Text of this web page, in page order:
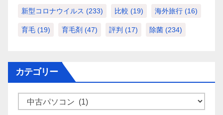
新型コロナウイルス (233) 比較 (19) 海外旅行 (16)
育毛 (19) 育毛剤 (47) 評判 (17) 除菌 (234)
カテゴリー